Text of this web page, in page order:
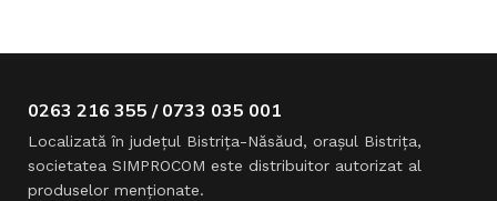
0263 216 355 / 0733 035 001
Localizată în judeţul Bistriţa-Năsăud, oraşul Bistriţa,
societatea SIMPROCOM este distribuitor autorizat al
produselor menţionate.